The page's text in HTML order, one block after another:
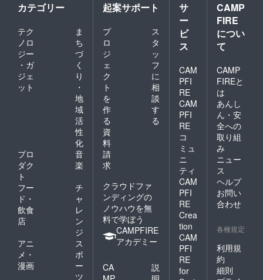
カテゴリー
テク
ノロ
ジー
・ガ
ジェ
ット
ま
ち
づ
く
り
・
地
域
活
性
化
プロ
ダク
ト
音
楽
フー
ド・
飲食
店
チ
ャ
レ
ン
ジ
アニ
メ・
漫画
ス
ポ
ー
ツ
起案サポート
プ
ロ
ジ
ェ
ク
ト
を
作
る
ス
タ
ッ
フ
に
相
談
す
る
資
料
請
求
クラウドファ
ンディングの
ノウハウを無
料で学ぼう
CAMPFIRE
アカデミー
CA
説
サ
ー
ビ
ス
CAM
PFI
RE
CAM
PFI
RE
コ
ミュ
ニ
ティ
CAM
PFI
RE
Crea
tion
CAM
PFI
RE
for
CAMP
FIRE
につい
て
CAMP
FIREと
は
あんし
ん・安
全への
取り組
み
ニュー
ス
ヘルプ
お問い
合わせ
各種規定
利用規
約
細則